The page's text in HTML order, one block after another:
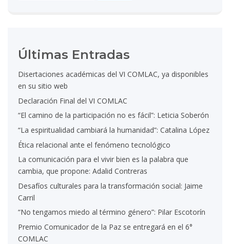
Últimas Entradas
Disertaciones académicas del VI COMLAC, ya disponibles
en su sitio web
Declaración Final del VI COMLAC
“El camino de la participación no es fácil”: Leticia Soberón
“La espiritualidad cambiará la humanidad”: Catalina López
Ética relacional ante el fenómeno tecnológico
La comunicación para el vivir bien es la palabra que
cambia, que propone: Adalid Contreras
Desafíos culturales para la transformación social: Jaime
Carril
“No tengamos miedo al término género”: Pilar Escotorín
Premio Comunicador de la Paz se entregará en el 6°
COMLAC